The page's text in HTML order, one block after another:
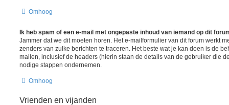
Omhoog
Ik heb spam of een e-mail met ongepaste inhoud van iemand op dit
Jammer dat we dit moeten horen. Het e-mailformulier van dit forum werkt
zenders van zulke berichten te traceren. Het beste wat je kan doen is de
mailen, inclusief de headers (hierin staan de details van de gebruiker die
nodige stappen ondernemen.
Omhoog
Vrienden en vijanden